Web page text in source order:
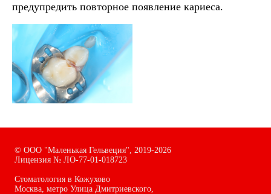
предупредить повторное появление кариеса.
© ООО "Маленькая Гельвеция", 2019-2026
Лицензия № ЛО-77-01-018723
Стоматология в Кожухово
Москва, метро Улица Дмитриевского,